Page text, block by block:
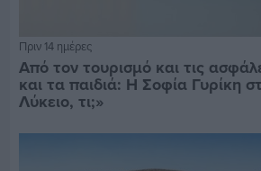
Πριν 14 ημέρες
Από τον τουρισμό και τις
και τα παιδιά: Η Σοφία Γυρίκη
Λύκειο, τι;»